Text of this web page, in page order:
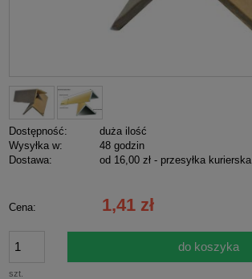
Dostępność:
duża ilość
Wysyłka w:
48 godzin
Dostawa:
od 16,00 zł - przesyłka
Cena nie zawiera ewentualnych kosztów
Cena: 1,41 zł
szt.
do koszyka